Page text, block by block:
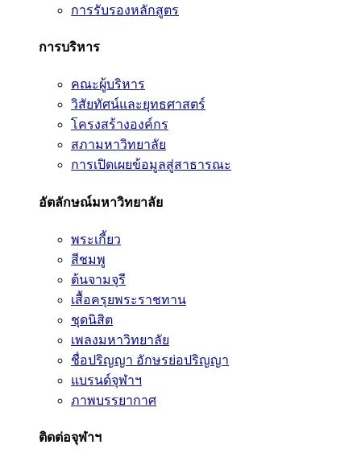
การรับรองหลักสูตร
การบริหาร
คณะผู้บริหาร
วิสัยทัศน์และยุทธศาสตร์
โครงสร้างองค์กร
สภามหาวิทยาลัย
การเปิดเผยข้อมูลสู่สาธารณะ
อัตลักษณ์มหาวิทยาลัย
พระเกี้ยว
สีชมพู
ต้นจามจุรี
เสื้อครุยพระราชทาน
ชุดนิสิต
เพลงมหาวิทยาลัย
ชื่อปริญญา อักษรย่อปริญญา
แบรนด์จุฬาฯ
ภาพบรรยากาศ
ติดต่อจุฬาฯ